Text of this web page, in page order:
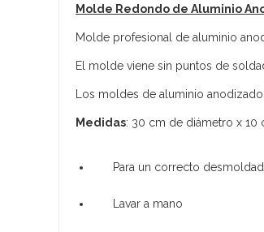
Molde Redondo de Aluminio
Molde profesional de aluminio
El molde viene sin puntos de
Los moldes de aluminio
Medidas: 30 cm de diámetro x 10
Para un correcto
Lavar a mano